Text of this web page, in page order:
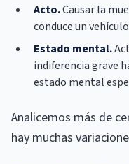
Acto.Causar la
conduce un
Estado mental.
indiferencia grave
estado mental
Analicemos más de
hay muchas